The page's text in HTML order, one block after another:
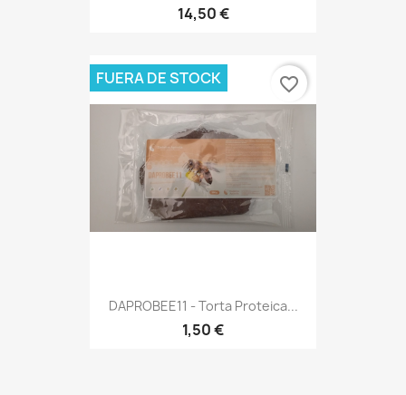
14,50 €
DAPROBEE11 - Torta Proteica...
1,50 €
FUERA DE STOCK favorite_border